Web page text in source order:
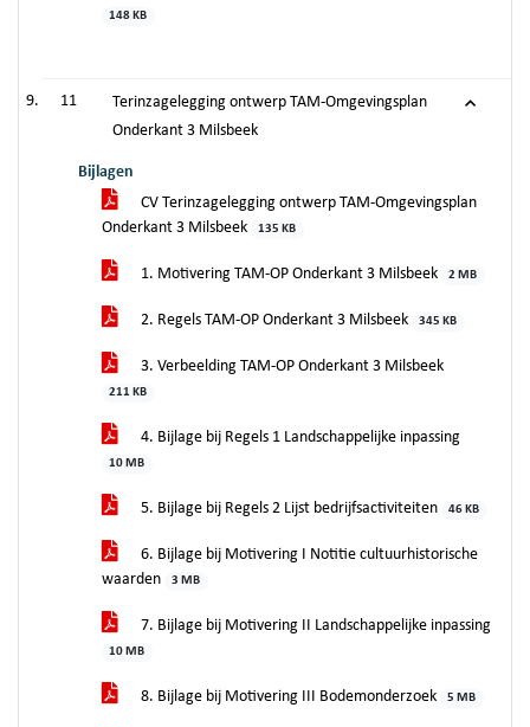
148 KB
11
Terinzagelegging ontwerp TAM-Omgevingsplan
Onderkant 3 Milsbeek
Bijlagen
CV Terinzagelegging ontwerp TAM-Omgevingsplan
Onderkant 3 Milsbeek
135 KB
1. Motivering TAM-OP Onderkant 3 Milsbeek 2 MB
2. Regels TAM-OP Onderkant 3 Milsbeek 345 KB
3. Verbeelding TAM-OP Onderkant 3 Milsbeek
211 KB
4. Bijlage bij Regels 1 Landschappelijke inpassing
10 MB
5. Bijlage bij Regels 2 Lijst bedrijfsactiviteiten 46 KB
6. Bijlage bij Motivering I Notitie cultuurhistorische
waarden
3 MB
7. Bijlage bij Motivering II Landschappelijke inpassing
10 MB
8. Bijlage bij Motivering III Bodemonderzoek 5 MB